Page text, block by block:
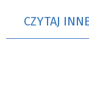
CZYTAJ